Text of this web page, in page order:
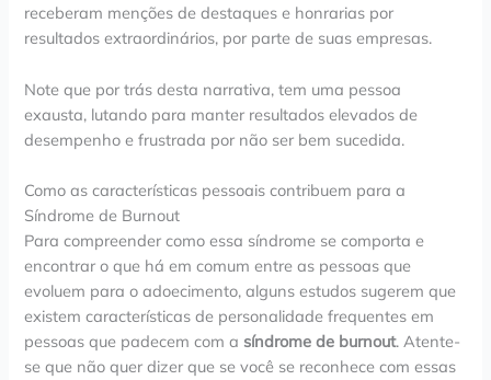
receberam menções de destaques e honrarias por
resultados extraordinários, por parte de suas empresas.
Note que por trás desta narrativa, tem uma pessoa
exausta, lutando para manter resultados elevados de
desempenho e frustrada por não ser bem sucedida.
Como as características pessoais contribuem para a
Síndrome de Burnout
Para compreender como essa síndrome se comporta e
encontrar o que há em comum entre as pessoas que
evoluem para o adoecimento, alguns estudos sugerem que
existem características de personalidade frequentes em
pessoas que padecem com a síndrome de burnout. Atente-
se que não quer dizer que se você se reconhece com essas